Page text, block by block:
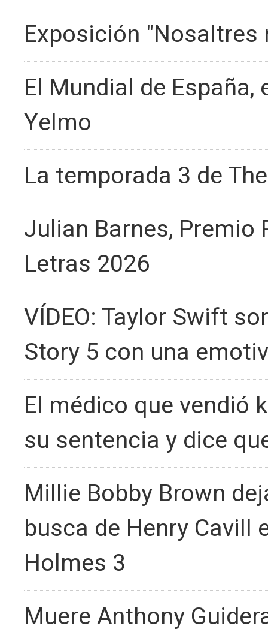
Exposición
El Mundial de
Yelmo
La temporada 3 de
Julian Barnes,
Letras 2026
VÍDEO: Taylor Swift
Story 5 con una
El médico que vendió
su sentencia y dice
Millie Bobby Brown
busca de Henry Cavill
Holmes 3
Muere Anthony